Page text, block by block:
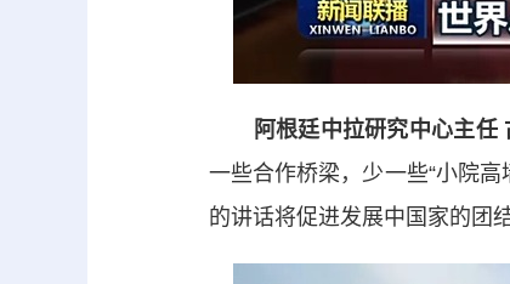
阿根廷中拉研究中心主任
一些合作桥梁，少一些“小院
的讲话将促进发展中国家的团